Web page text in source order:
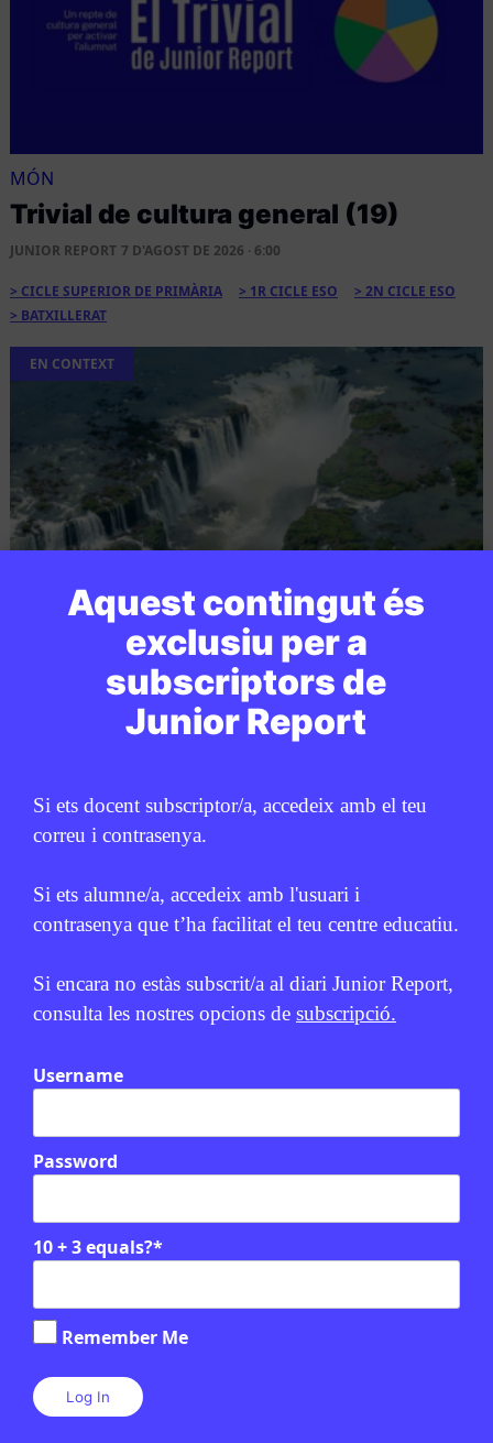
Aquest contingut és
exclusiu per a
subscriptors de
Junior Report
Si ets docent subscriptor/a, accedeix amb el teu
correu i contrasenya.
Si ets alumne/a, accedeix amb l'usuari i
contrasenya que t’ha facilitat el teu centre educatiu.
Si encara no estàs subscrit/a al diari Junior Report,
consulta les nostres opcions de subscripció.
Username
Password
10 + 3 equals?*
Remember Me
MÓN
Trivial de cultura general (19)
JUNIOR REPORT 7 D'AGOST DE 2026 · 6:00
CICLE SUPERIOR DE PRIMÀRIA 1R CICLE ESO
2N CICLE ESO
BATXILLERAT
EN CONTEXT
ODS
Quines són les Set Meravelles
Naturals del Món?
CICLE SUPERIOR DE PRIMÀRIA 1R CICLE ESO
2N CICLE ESO
BATXILLERAT
PUBLICITAT: